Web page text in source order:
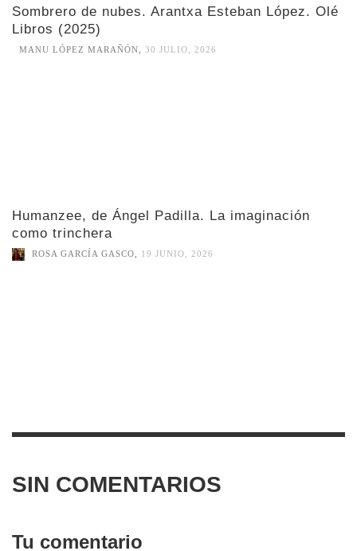
Sombrero de nubes. Arantxa Esteban López. Olé
Libros (2025)
MANU LÓPEZ MARAÑÓN, 30 JULIO, 2026
Humanzee, de Ángel Padilla. La imaginación
como trinchera
ROSA GARCÍA GASCO, 19 JUNIO, 2026
SIN COMENTARIOS
Tu comentario